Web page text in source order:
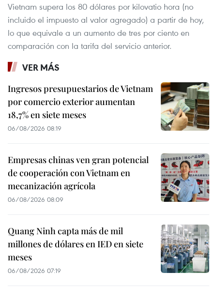
Vietnam supera los 80 dólares por kilovatio hora (no
incluido el impuesto al valor agregado) a partir de hoy,
lo que equivale a un aumento de tres por ciento en
comparación con la tarifa del servicio anterior.
VER MÁS
Ingresos presupuestarios de Vietnam
por comercio exterior aumentan
18,7% en siete meses
06/08/2026 08:19
Empresas chinas ven gran potencial
de cooperación con Vietnam en
mecanización agrícola
06/08/2026 08:09
Quang Ninh capta más de mil
millones de dólares en IED en siete
meses
06/08/2026 07:19